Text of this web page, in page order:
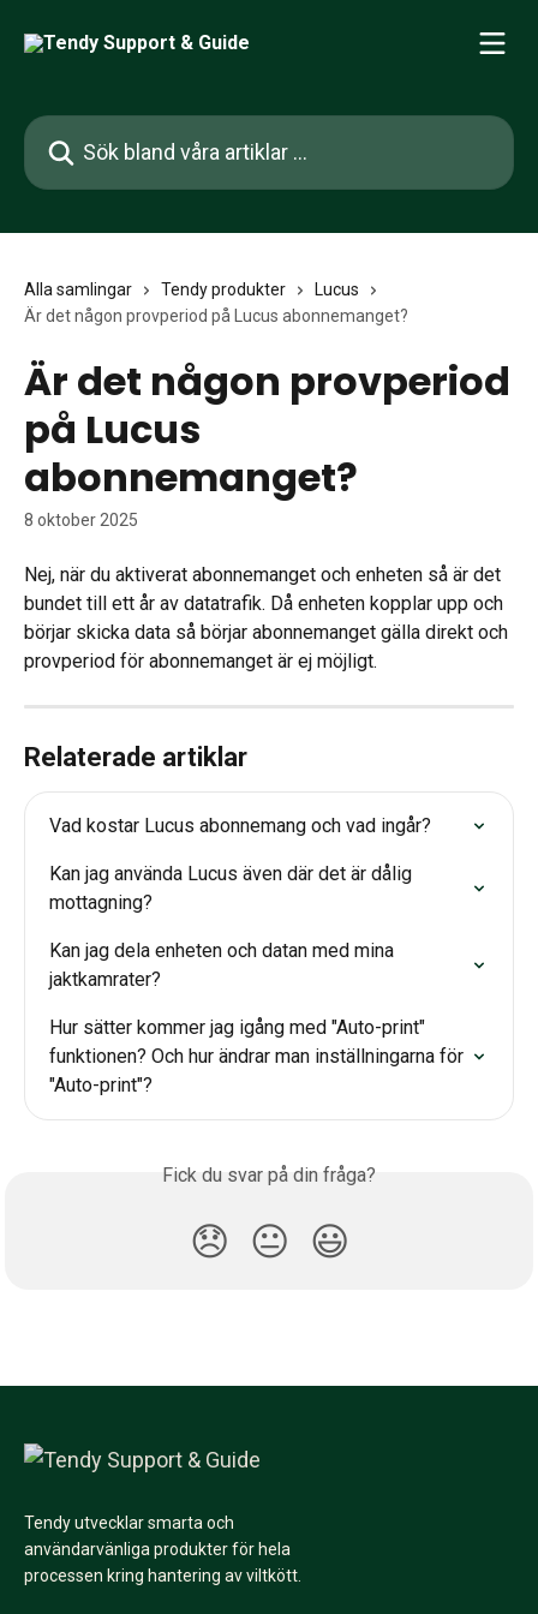
Sök bland våra artiklar …
Alla samlingar Tendy produkter
Lucus
Är det någon provperiod på Lucus abonnemanget?
Är det någon provperiod
på Lucus
abonnemanget?
8 oktober 2025
Nej, när du aktiverat abonnemanget och enheten så är det
bundet till ett år av datatrafik. Då enheten kopplar upp och
börjar skicka data så börjar abonnemanget gälla direkt och
provperiod för abonnemanget är ej möjligt.
Relaterade artiklar
Vad kostar Lucus abonnemang och vad ingår?
Kan jag använda Lucus även där det är dålig
mottagning?
Kan jag dela enheten och datan med mina
jaktkamrater?
Hur sätter kommer jag igång med "Auto-print"
funktionen? Och hur ändrar man inställningarna för
"Auto-print"?
Fick du svar på din fråga?
😞 😐 😃
Tendy utvecklar smarta och
användarvänliga produkter för hela
processen kring hantering av viltkött.